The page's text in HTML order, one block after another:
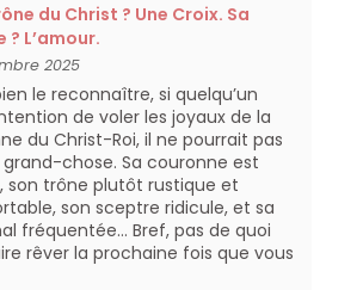
du Christ ? Une Croix. Sa
L’amour.
2025
le reconnaître, si quelqu’un
de voler les joyaux de la
du Christ-Roi, il ne pourrait pas
chose. Sa couronne est
son trône plutôt rustique et
son sceptre ridicule, et sa
fréquentée… Bref, pas de quoi
rêver la prochaine fois que vous